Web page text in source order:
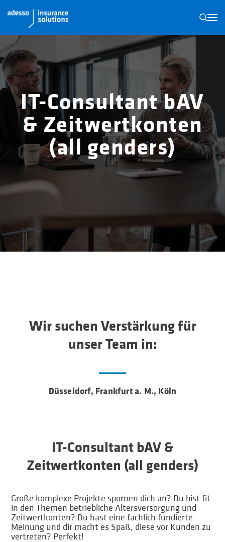
N
IT-Consultant bAV
& Zeitwertkonten
(all genders)
Wir suchen Verstärkung für
unser Team in:
Düsseldorf, Frankfurt a. M., Köln
IT-Consultant bAV &
Zeitwertkonten (all genders)
Große komplexe Projekte spornen dich an? Du bist fit
in den Themen betriebliche Altersversorgung und
Zeitwertkonten? Du hast eine fachlich fundierte
Meinung und dir macht es Spaß, diese vor Kunden zu
vertreten? Perfekt!